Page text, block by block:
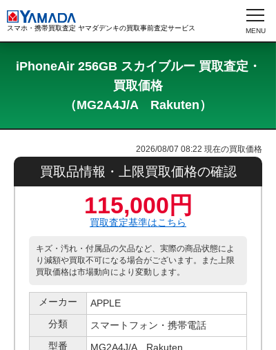
スマホ・携帯買取査定 ヤマダデンキの買取事前査定サービス
iPhoneAir 256GB スカイブルー 買取査定・
買取価格
（MG2A4J/A Rakuten）
2026/08/07 08:22 現在の買取価格
買取品情報・上限買取価格の確認
115,000円
買取査定基準はこちら
キズ・汚れ・付属品の欠品など、実際の商品状態によ
り減額や買取不可になる場合がございます。また上限
買取価格は市場動向により変動します。
メーカー
APPLE
分類
スマートフォン・携帯電話
型番
MG2A4J/A Rakuten